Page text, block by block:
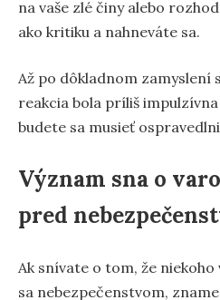
na vaše zlé činy alebo
ako kritiku a nahneváte sa.
Až po dôkladnom zamyslení
reakcia bola príliš
budete sa musieť
Význam sna o
pred
Ak snívate o tom, že
sa nebezpečenstvom,